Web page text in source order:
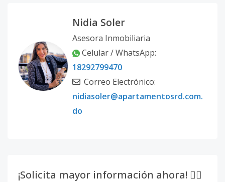
Nidia Soler
Asesora Inmobiliaria
Celular / WhatsApp:
18292799470
Correo Electrónico:
nidiasoler@apartamentosrd.com.
do
¡Solicita mayor información ahora! 👇🏽